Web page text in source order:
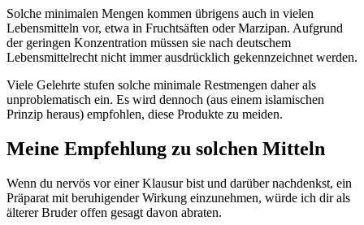
Solche minimalen Mengen kommen übrigens auch in vielen
Lebensmitteln vor, etwa in Fruchtsäften oder Marzipan. Aufgrund
der geringen Konzentration müssen sie nach deutschem
Lebensmittelrecht nicht immer ausdrücklich gekennzeichnet werden.
Viele Gelehrte stufen solche minimale Restmengen daher als
unproblematisch ein. Es wird dennoch (aus einem islamischen
Prinzip heraus) empfohlen, diese Produkte zu meiden.
Meine Empfehlung zu solchen Mitteln
Wenn du nervös vor einer Klausur bist und darüber nachdenkst, ein
Präparat mit beruhigender Wirkung einzunehmen, würde ich dir als
älterer Bruder offen gesagt davon abraten.